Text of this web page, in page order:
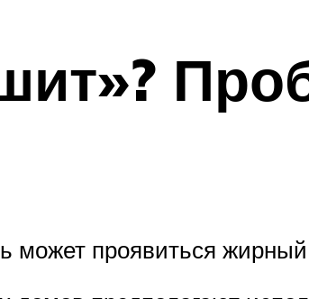
может проявиться